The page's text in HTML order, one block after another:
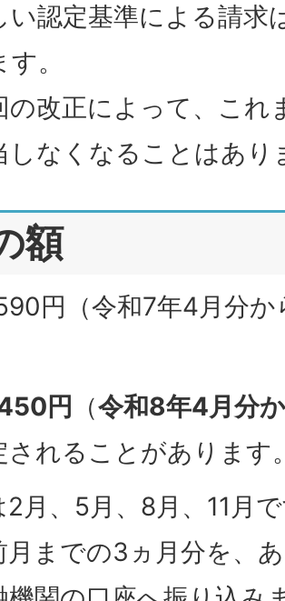
い認定基準による請求
。
の改正によって、これ
しなくなることはあり
額
円（令和7年4月分
円
（令和8年4月分
されることがあります
2月、5月、8月、11月
月までの3ヵ月分を、